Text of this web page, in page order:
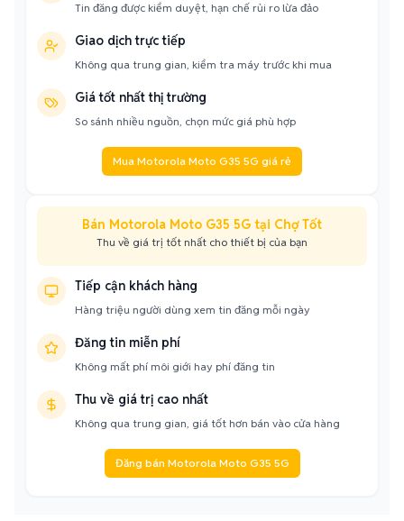
Tin đăng được kiểm duyệt, hạn chế rủi ro lừa đảo
Giao dịch trực tiếp
Không qua trung gian, kiểm tra máy trước khi mua
Giá tốt nhất thị trường
So sánh nhiều nguồn, chọn mức giá phù hợp
Mua Motorola Moto G35 5G giá rẻ
Bán Motorola Moto G35 5G tại Chợ Tốt
Thu về giá trị tốt nhất cho thiết bị của bạn
Tiếp cận khách hàng
Hàng triệu người dùng xem tin đăng mỗi ngày
Đăng tin miễn phí
Không mất phí môi giới hay phí đăng tin
Thu về giá trị cao nhất
Không qua trung gian, giá tốt hơn bán vào cửa hàng
Đăng bán Motorola Moto G35 5G